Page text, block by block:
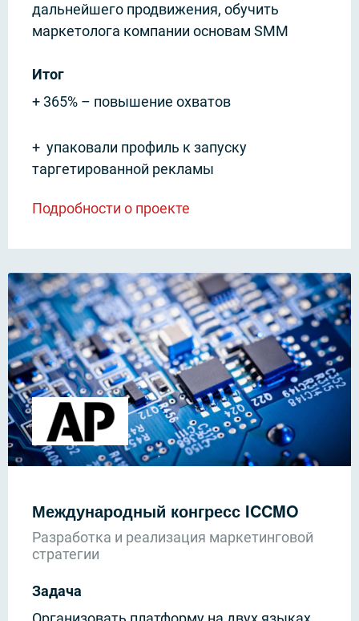
дальнейшего продвижения, обучить
маркетолога компании основам SMM
Итог
+ 365% – повышение охватов
+ упаковали профиль к запуску
таргетированной рекламы
Подробности о проекте
Международный конгресс ICCMO
Разработка и реализация маркетинговой
стратегии
Задача